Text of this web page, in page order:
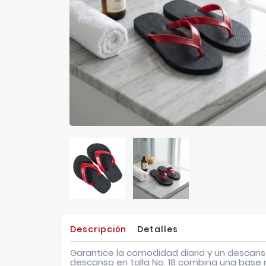
Descripción Detalles
Garantice la comodidad diaria y un
descanso en talla No. 18 combina una